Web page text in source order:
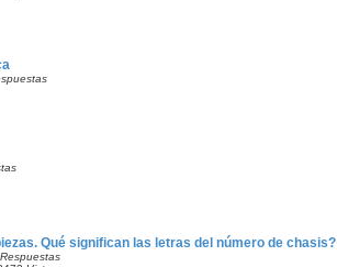
Qué significan las letras del número de chasis?
Respuestas